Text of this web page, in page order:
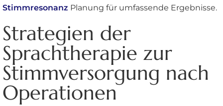
Stimmresonanz Planung für umfassende Ergebnisse.
Strategien der
Sprachtherapie zur
Stimmversorgung nach
Operationen